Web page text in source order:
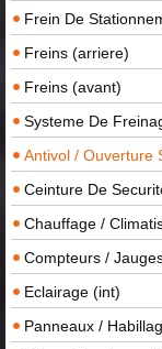
Frein De
Freins (arriere)
Freins (avant)
Systeme De
Antivol / Ouverture
Ceinture De
Chauffage /
Compteurs /
Eclairage (int)
Panneaux /